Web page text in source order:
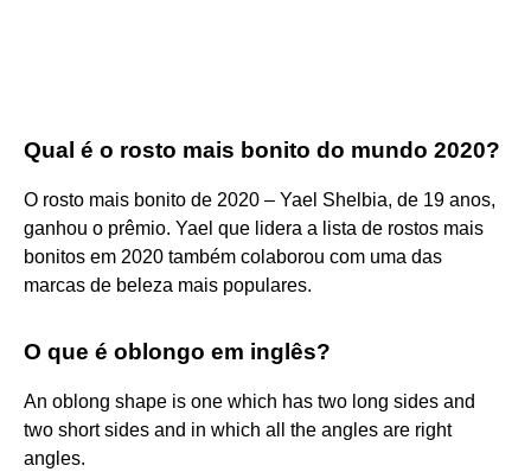
Qual é o rosto mais bonito do mundo 2020?
O rosto mais bonito de 2020 – Yael Shelbia, de 19 anos,
ganhou o prêmio. Yael que lidera a lista de rostos mais
bonitos em 2020 também colaborou com uma das
marcas de beleza mais populares.
O que é oblongo em inglês?
An oblong shape is one which has two long sides and
two short sides and in which all the angles are right
angles.